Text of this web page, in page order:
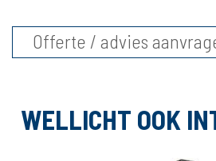
Offerte / advies
WELLICHT OOK